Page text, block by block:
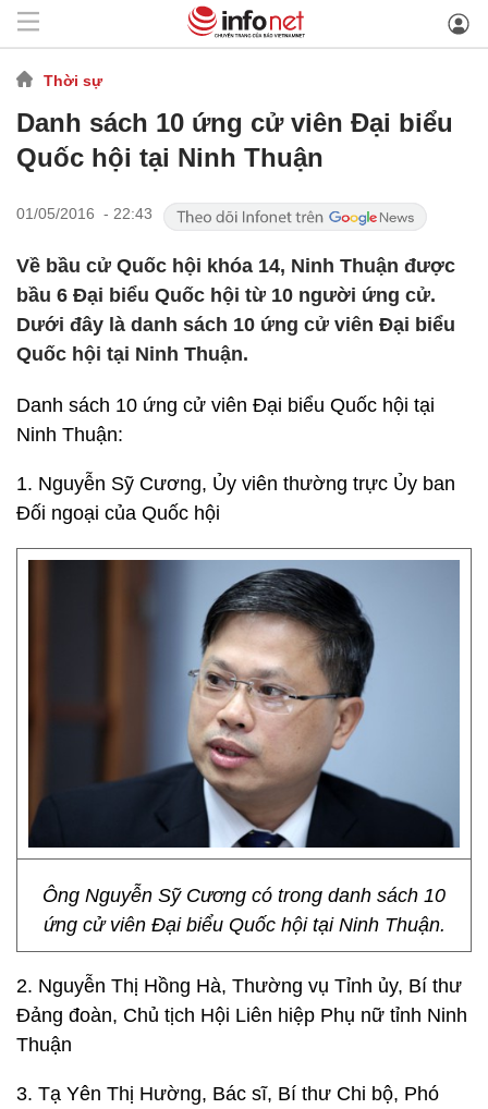
Thời sự
Danh sách 10 ứng cử viên Đại biểu
Quốc hội tại Ninh Thuận
01/05/2016 - 22:43
Về bầu cử Quốc hội khóa 14, Ninh Thuận được
bầu 6 Đại biểu Quốc hội từ 10 người ứng cử.
Dưới đây là danh sách 10 ứng cử viên Đại biểu
Quốc hội tại Ninh Thuận.
Danh sách 10 ứng cử viên Đại biểu Quốc hội tại
Ninh Thuận:
1. Nguyễn Sỹ Cương, Ủy viên thường trực Ủy ban
Đối ngoại của Quốc hội
Ông Nguyễn Sỹ Cương có trong danh sách 10
ứng cử viên Đại biểu Quốc hội tại Ninh Thuận.
2. Nguyễn Thị Hồng Hà, Thường vụ Tỉnh ủy, Bí thư
Đảng đoàn, Chủ tịch Hội Liên hiệp Phụ nữ tỉnh Ninh
Thuận
3. Tạ Yên Thị Hường, Bác sĩ, Bí thư Chi bộ, Phó